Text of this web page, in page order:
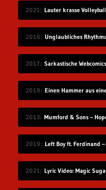
2021 Lauter krasse
2016 Unglaubliches
2017 Sarkastische
2019 Einen Hammer aus
2013 Mumford & Sons –
2019 Left Boy ft. Ferdinand –
2021